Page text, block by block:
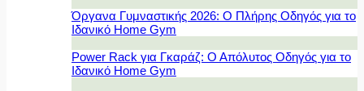
Όργανα Γυμναστικής 2026: Ο Πλήρης Οδηγός για το
Ιδανικό Home Gym
Power Rack για Γκαράζ: Ο Απόλυτος Οδηγός για το
Ιδανικό Home Gym